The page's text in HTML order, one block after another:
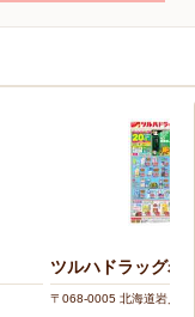
ツルハドラッグ岩
〒068-0005 北海道岩見沢